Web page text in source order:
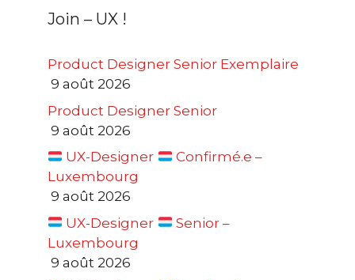
Join – UX !
Product Designer Senior Exemplaire
9 août 2026
Product Designer Senior
9 août 2026
UX-Designer
Confirmé.e –
Luxembourg
9 août 2026
UX-Designer
Senior –
Luxembourg
9 août 2026